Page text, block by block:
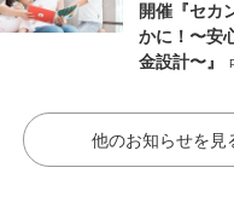
開催『セカ
かに！〜安
金設計〜』
他のお知らせを見